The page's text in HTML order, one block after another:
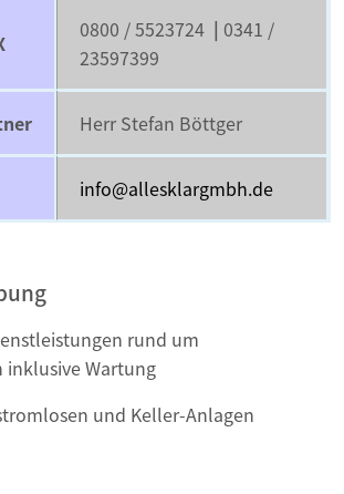
0800 / 5523724 | 0341 /
23597399
Herr Stefan Böttger
info@allesklargmbh.de
rund um
Wartung
und Keller-Anlagen